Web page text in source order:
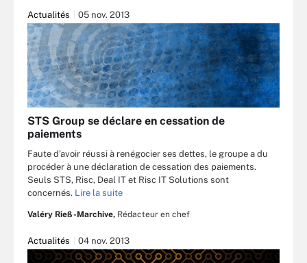
Actualités 05 nov. 2013
STS Group se déclare en cessation de
paiements
Faute d’avoir réussi à renégocier ses dettes, le groupe a du
procéder à une déclaration de cessation des paiements.
Seuls STS, Risc, Deal IT et Risc IT Solutions sont
concernés. Lire la suite
Valéry Rieß-Marchive, Rédacteur en chef
Actualités 04 nov. 2013